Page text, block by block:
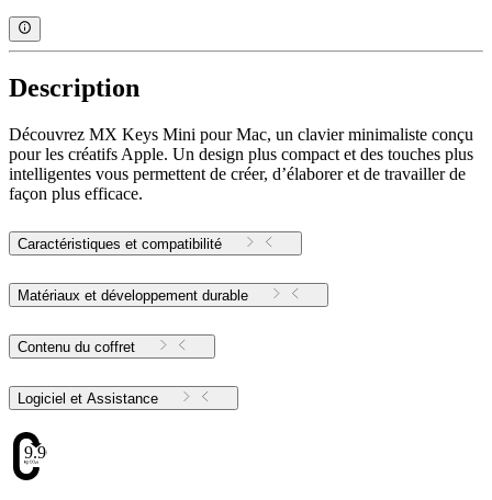
Description
Découvrez MX Keys Mini pour Mac, un clavier minimaliste conçu
pour les créatifs Apple. Un design plus compact et des touches plus
intelligentes vous permettent de créer, d’élaborer et de travailler de
façon plus efficace.
Caractéristiques et compatibilité
Matériaux et développement durable
Contenu du coffret
Logiciel et Assistance
9.96